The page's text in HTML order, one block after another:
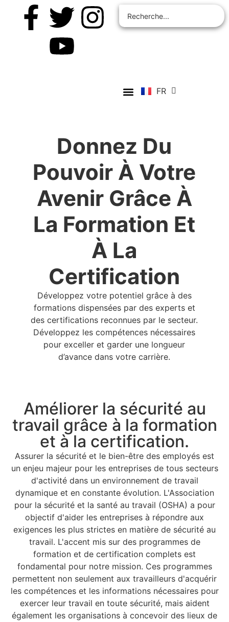
FR
ES
Donnez Du
Pouvoir À Votre
Avenir Grâce À
La Formation Et
À La
Certification
Développez votre potentiel grâce à des
formations dispensées par des experts et
des certifications reconnues par le secteur.
Développez les compétences nécessaires
pour exceller et garder une longueur
d’avance dans votre carrière.
Améliorer la sécurité au
travail grâce à la formation
et à la certification.
Assurer la sécurité et le bien-être des employés est
un enjeu majeur pour les entreprises de tous secteurs
d'activité dans un environnement de travail
dynamique et en constante évolution. L'Association
pour la sécurité et la santé au travail (OSHA) a pour
objectif d'aider les entreprises à répondre aux
exigences les plus strictes en matière de sécurité au
travail. L'accent mis sur des programmes de
formation et de certification complets est
fondamental pour notre mission. Ces programmes
permettent non seulement aux travailleurs d'acquérir
les compétences et les informations nécessaires pour
exercer leur travail en toute sécurité, mais aident
également les organisations à concevoir des lieux de